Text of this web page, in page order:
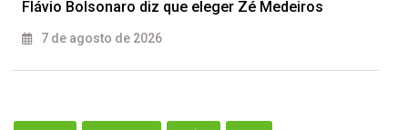
Flávio Bolsonaro diz que eleger Zé Medeiros
7 de agosto de 2026